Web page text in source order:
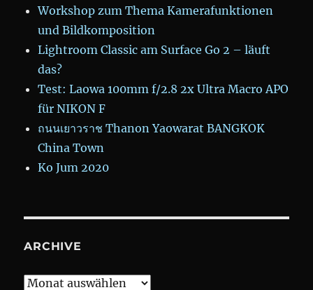
Workshop zum Thema Kamerafunktionen
und Bildkomposition
Lightroom Classic am Surface Go 2 – läuft
das?
Test: Laowa 100mm f/2.8 2x Ultra Macro APO
für NIKON F
ถนนเยาวราช Thanon Yaowarat BANGKOK
China Town
Ko Jum 2020
ARCHIVE
Archive